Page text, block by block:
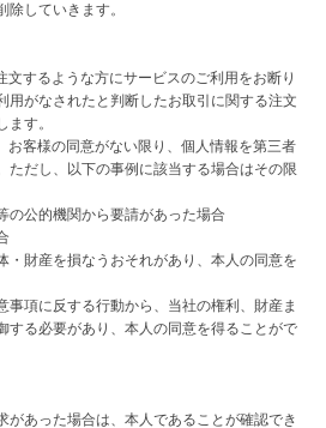
していきます。
文するような方にサービスのご利用をお断り
用がなされたと判断したお取引に関する注文
す。
お客様の同意がない限り、個人情報を第三者
ただし、以下の事例に該当する場合はその限
の公的機関から要請があった場合
・財産を損なうおそれがあり、本人の同意を
事項に反する行動から、当社の権利、財産ま
する必要があり、本人の同意を得ることがで
があった場合は、本人であることが確認でき